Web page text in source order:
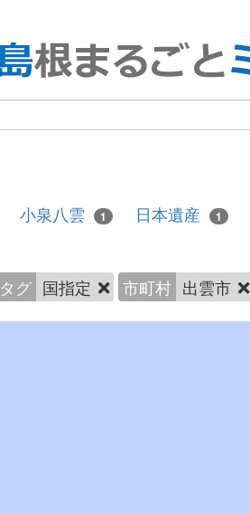
小泉八雲 1 日本遺産 1
タグ 国指定 市町村 出雲市